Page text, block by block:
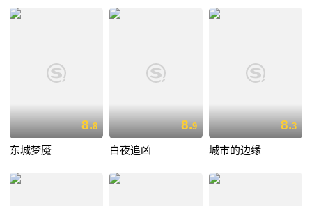
8.8
东城梦魇
8.9
白夜追凶
8.3
城市的边缘